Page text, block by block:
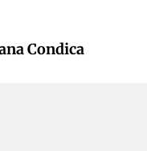
Condica